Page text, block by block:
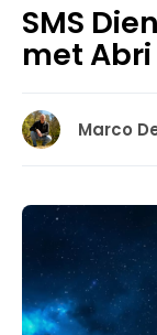
SMS
met Abri
Marco